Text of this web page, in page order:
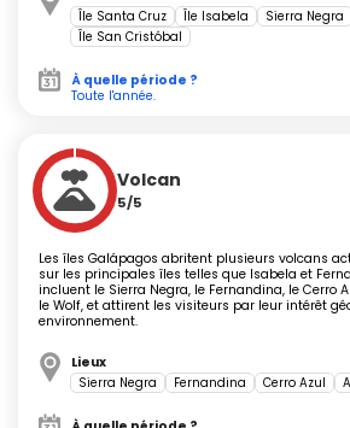
encoreGardner Bay
et les otaries. Les sites marins tels
(accessibles en croisière) sont
sanctuaires pour les plongeurs
marteaux, bancs de raies et tortues.
kayak ou de paddle pourront
calmes, notamment autour de Santa
Sur terre, le
randonnée balisés. Le sentier du
Île Santa Cruz Île Isabela Sierra Negra
Île San Cristóbal
À quelle période ?
Toute l'année.
Volcan
5/5
Les îles Galápagos abritent plusieurs volcans
sur les principales îles telles que Isabela et
incluent le Sierra Negra, le Fernandina, le Cerro
le Wolf, et attirent les visiteurs par leur intérêt
environnement.
Lieux
Sierra Negra Fernandina Cerro Azul